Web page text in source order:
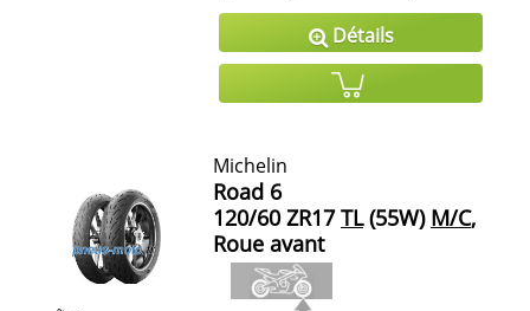
Détails
Michelin
Road 6
120/60 ZR17 TL(55W) M/C,
Roue avant